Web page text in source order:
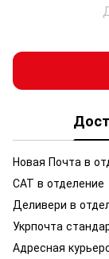
Новая Почта в
САТ в отделение
Деливери в
Укрпочта
Адресная